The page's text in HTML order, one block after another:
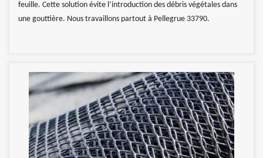
feuille. Cette solution évite l’introduction des débris végétales dans
une gouttière. Nous travaillons partout à Pellegrue 33790.